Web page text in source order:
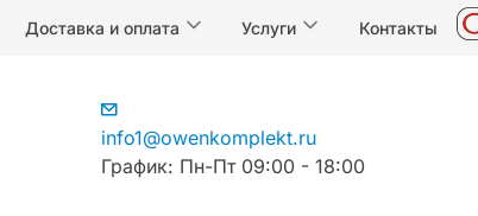
Доставка и оплата Услуги Контакты
info1@owenkomplekt.ru
График: Пн-Пт 09:00 - 18:00